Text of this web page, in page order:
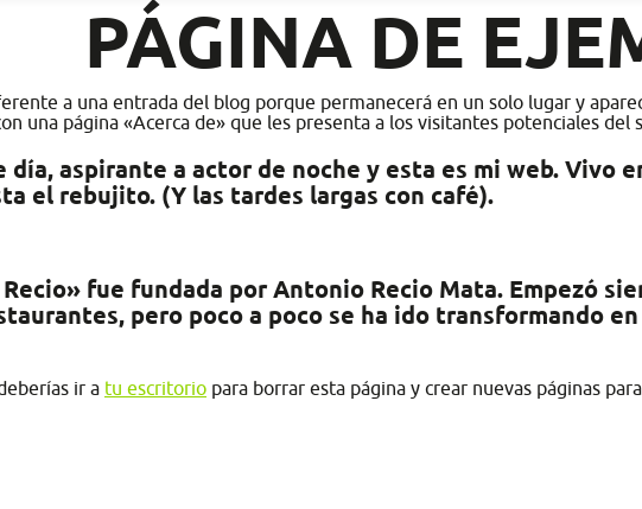
PÁGINA DE
a una entrada del blog porque permanecerá en un solo lugar y
una página «Acerca de» que les presenta a los visitantes potenciales del
día, aspirante a actor de noche y esta es mi web. Vivo
el rebujito. (Y las tardes largas con café).
fue fundada por Antonio Recio Mata. Empezó
pero poco a poco se ha ido transformando
ir a tu escritorio para borrar esta página y crear nuevas páginas